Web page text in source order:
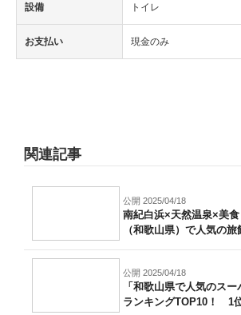
設備 トイレ
お支払い 現金のみ
関連記事
公開 2025/04/18
南紀白浜×天然温泉×美
（和歌山県）で人気の旅
公開 2025/04/18
「和歌山県で人気のスー
ランキングTOP10！ 1